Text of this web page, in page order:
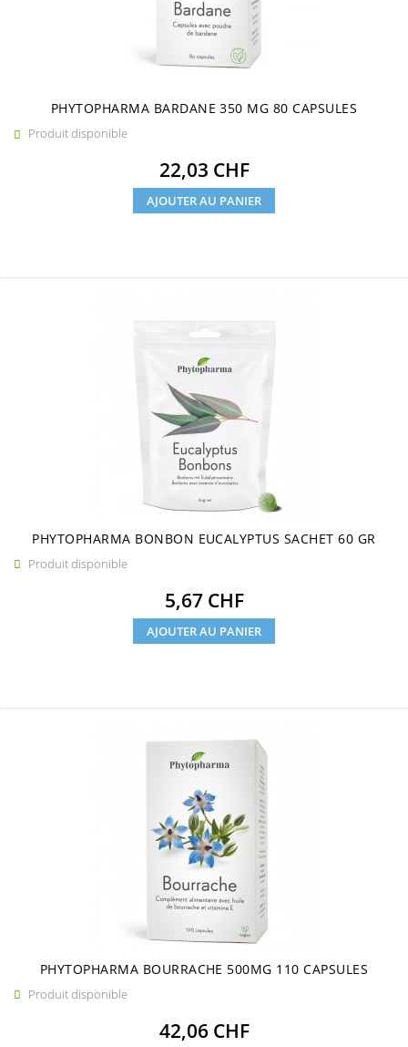
PHYTOPHARMA BARDANE 350 MG 80 CAPSULES
 Produit disponible
Prix
22,03 CHF
AJOUTER AU PANIER
PHYTOPHARMA BONBON EUCALYPTUS SACHET 60 GR
 Produit disponible
Prix
5,67 CHF
AJOUTER AU PANIER
PHYTOPHARMA BOURRACHE 500MG 110 CAPSULES
 Produit disponible
Prix
42,06 CHF